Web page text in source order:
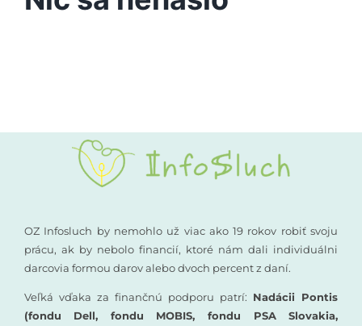
Vyšetrenia sluchu
Rané poradenstvo
Vzdelávanie
OZ Infosluch by nemohlo už viac ako 19 rokov robiť svoju
prácu, ak by nebolo financií, ktoré nám dali individuálni
darcovia formou darov alebo dvoch percent z daní.
Veľká vďaka za finančnú podporu patrí: Nadácii Pontis
(fondu Dell, fondu MOBIS, fondu PSA Slovakia,